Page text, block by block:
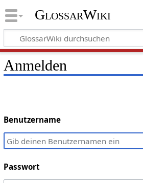
GlossarWiki
Anmelden
Benutzername
Passwort